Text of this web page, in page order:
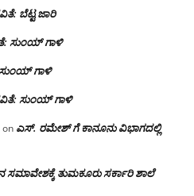
ಬೆಟ್ಟ ಜಾರಿ
ಸುಂಯ್ ಗಾಳಿ
ಗಾಳಿ
ಸುಂಯ್ ಗಾಳಿ
on ಎಸ್. ರಮೇಶ್ ಗೆ ಕಾನೂನು ವಿಭಾಗದಲ್ಲಿ
ಸಮಾವೇಶಕ್ಕೆ‌ ತುಮಕೂರು ಸರ್ಕಾರಿ ಶಾಲೆ